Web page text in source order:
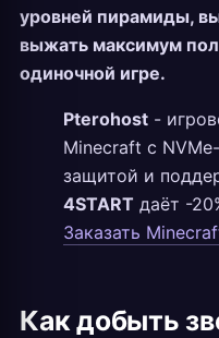
уровней пирамиды,
выжать максимум
одиночной игре.
Pterohost -
Minecraft с
защитой и
4START даёт -
Заказать
Как добыть